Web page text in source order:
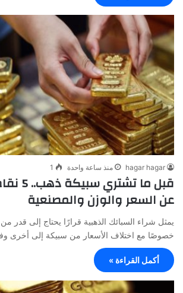
hagar hagar منذ ساعة واحدة 1
قبل ما
عن السعر والوزن والمصنعية
يمثل شراء السبائك الذهبية قرارًا يحتاج إلى قدر من
خصوصًا مع اختلاف الأسعار من سبيكة إلى أخرى
أكمل القراءة »